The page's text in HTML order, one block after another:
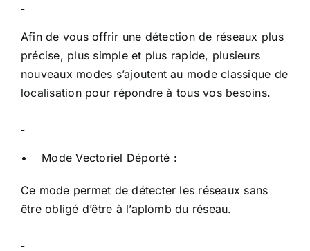
Afin de vous offrir une détection de réseaux plus
précise, plus simple et plus rapide, plusieurs
nouveaux modes s’ajoutent au mode classique de
localisation pour répondre à tous vos besoins.
• Mode Vectoriel Déporté :
Ce mode permet de détecter les réseaux sans
être obligé d’être à l’aplomb du réseau.